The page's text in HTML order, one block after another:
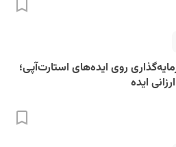
روی ایده‌های استارت‌آپی؛
ایده